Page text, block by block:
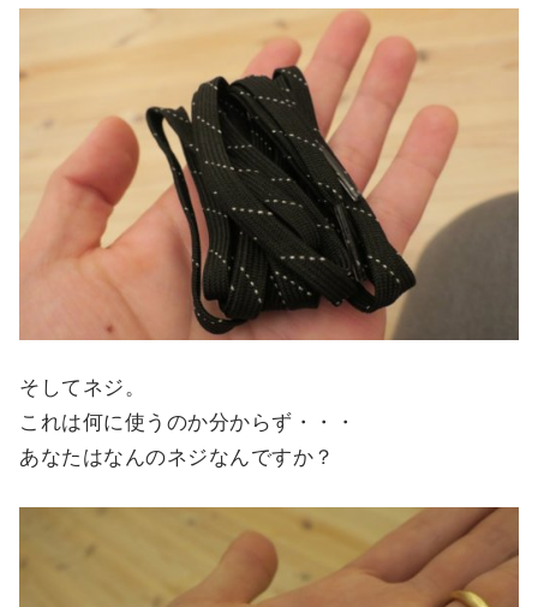
そしてネジ。
これは何に使うのか分からず・・・
あなたはなんのネジなんですか？